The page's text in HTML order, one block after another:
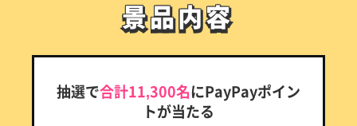
景品内容
景品内容
抽選で合計11,300名にPayPayポイン
トが当たる